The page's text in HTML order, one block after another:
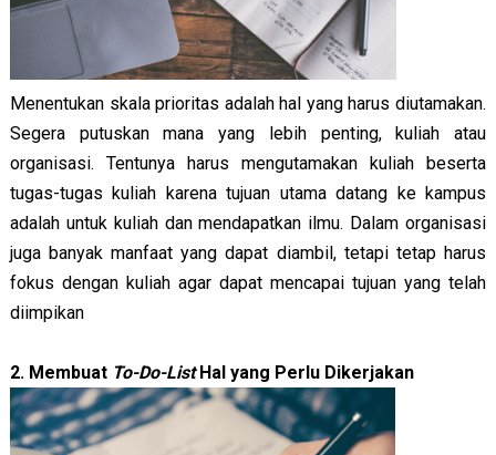
Menentukan skala prioritas adalah hal yang harus diutamakan.
Segera putuskan mana yang lebih penting, kuliah atau
organisasi. Tentunya harus mengutamakan kuliah beserta
tugas-tugas kuliah karena tujuan utama datang ke kampus
adalah untuk kuliah dan mendapatkan ilmu. Dalam organisasi
juga banyak manfaat yang dapat diambil, tetapi tetap harus
fokus dengan kuliah agar dapat mencapai tujuan yang telah
diimpikan
2. Membuat To-Do-List Hal yang Perlu Dikerjakan